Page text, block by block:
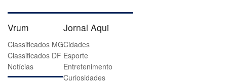
Vrum
Classificados MG
Classificados DF
Notícias
Jornal Aqui
Cidades
Esporte
Entretenimento
Curiosidades